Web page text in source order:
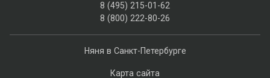
Няня в Санкт-Петербурге
Карта сайта
8 (495) 215-01-62
8 (800) 222-80-26